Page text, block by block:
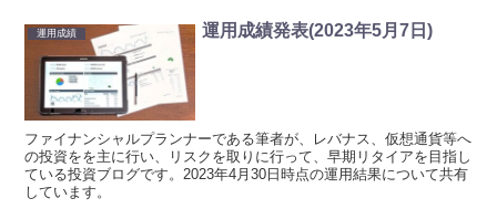
運用成績 運用成績発表(2023年5月7日)
ファイナンシャルプランナーである筆者が、レバナス、仮想通貨等へ
の投資をを主に行い、リスクを取りに行って、早期リタイアを目指し
ている投資ブログです。2023年4月30日時点の運用結果について共有
しています。